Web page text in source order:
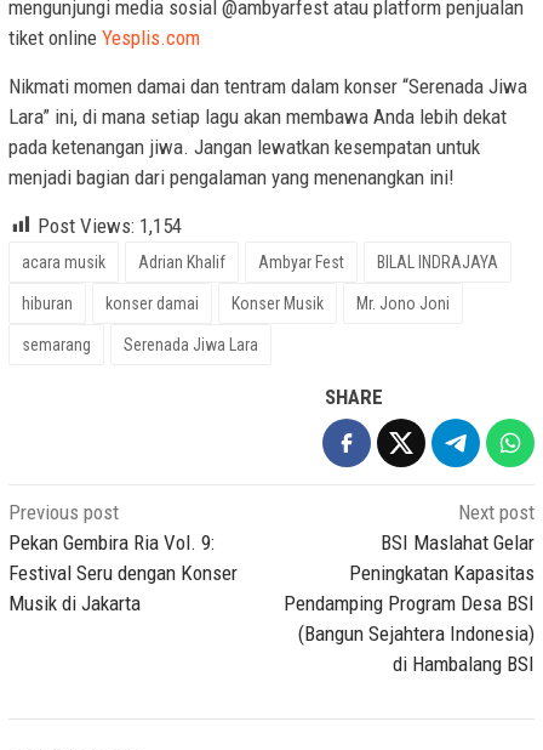
mengunjungi media sosial @ambyarfest atau platform penjualan
tiket online Yesplis.com
Nikmati momen damai dan tentram dalam konser “Serenada Jiwa
Lara” ini, di mana setiap lagu akan membawa Anda lebih dekat
pada ketenangan jiwa. Jangan lewatkan kesempatan untuk
menjadi bagian dari pengalaman yang menenangkan ini!
Post Views: 1,154
acara musik Adrian Khalif Ambyar Fest BILAL INDRAJAYA
hiburan konser damai Konser Musik Mr. Jono Joni
semarang Serenada Jiwa Lara
SHARE
Post
navigation
Previous post
Pekan Gembira Ria Vol. 9:
Festival Seru dengan Konser
Musik di Jakarta
Next post
BSI Maslahat Gelar
Peningkatan Kapasitas
Pendamping Program Desa BSI
(Bangun Sejahtera Indonesia)
di Hambalang BSI